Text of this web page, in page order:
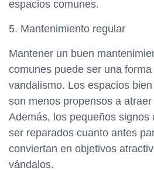
espacios comunes.
5. Mantenimiento regular
Mantener un buen
comunes puede ser una forma
vandalismo. Los espacios
son menos propensos a
Además, los pequeños signos
ser reparados cuanto antes
conviertan en objetivos
vándalos.